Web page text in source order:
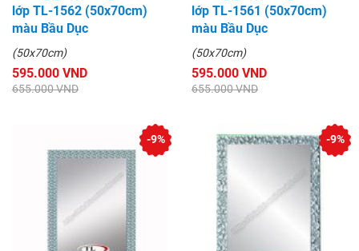
lớp TL-1562 (50x70cm)
màu Bầu Dục
(50x70cm)
595.000 VND
655.000 VND
lớp TL-1561 (50x70cm)
màu Bầu Dục
(50x70cm)
595.000 VND
655.000 VND
-9% -9%